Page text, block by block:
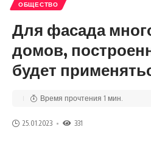
ОБЩЕСТВО
Для фасада
домов,
будет
25.01.2023 331
Время прочтения 1 мин.